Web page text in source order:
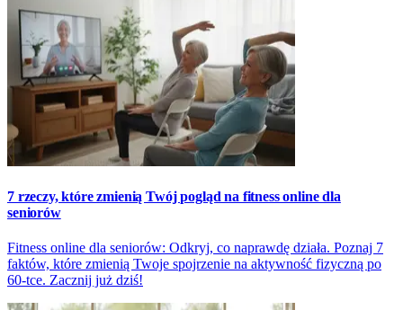
7 rzeczy, które zmienią Twój pogląd na fitness online dla
seniorów
Fitness online dla seniorów: Odkryj, co naprawdę działa. Poznaj 7
faktów, które zmienią Twoje spojrzenie na aktywność fizyczną po
60-tce. Zacznij już dziś!